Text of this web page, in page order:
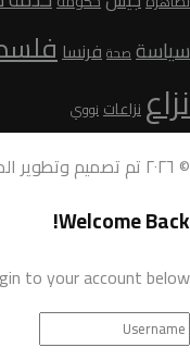
سياسة صحةفرنسا
نزاعنزاعات نووي
© ٢٠٢٦ تم تصميم وتطوير الموقع من قبل
Welcome Back!
to your account below